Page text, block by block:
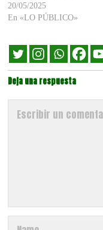
20/05/2025
En «LO PÚBLICO»
Deja una respuesta